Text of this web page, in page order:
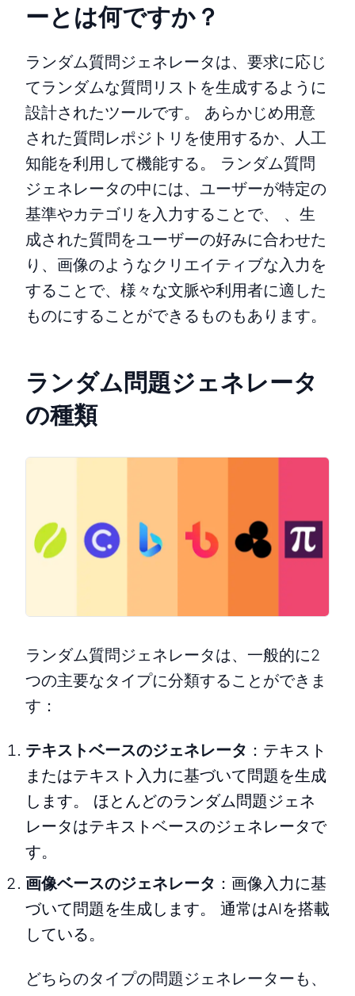
ーとは何ですか？
ランダム質問ジェネレータは、要求に応じ
てランダムな質問リストを生成するように
設計されたツールです。 あらかじめ用意
された質問レポジトリを使用するか、人工
知能を利用して機能する。 ランダム質問
ジェネレータの中には、ユーザーが特定の
基準やカテゴリを入力することで、 、生
成された質問をユーザーの好みに合わせた
り、画像のようなクリエイティブな入力を
することで、様々な文脈や利用者に適した
ものにすることができるものもあります。
ランダム問題ジェネレータ
の種類
ランダム質問ジェネレータは、一般的に2
つの主要なタイプに分類することができま
す：
テキストベースのジェネレータ ：テキスト
またはテキスト入力に基づいて問題を生成
します。 ほとんどのランダム問題ジェネ
レータはテキストベースのジェネレータで
す。
画像ベースのジェネレータ ：画像入力に基
づいて問題を生成します。 通常はAIを搭載
している。
どちらのタイプの問題ジェネレーターも、